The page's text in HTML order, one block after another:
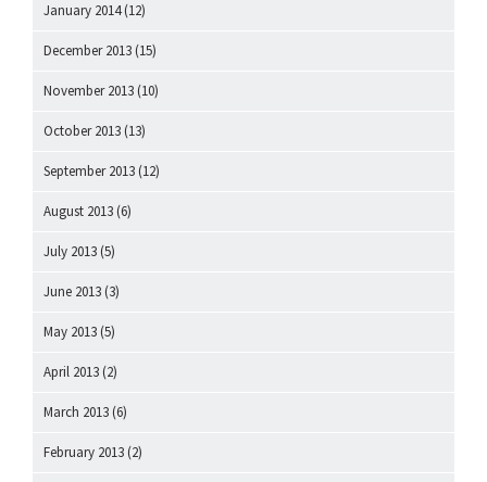
January 2014(12)
December 2013 (15)
November 2013 (10)
October 2013 (13)
September 2013 (12)
August 2013 (6)
July 2013 (5)
June 2013 (3)
May 2013 (5)
April 2013 (2)
March 2013 (6)
February 2013 (2)